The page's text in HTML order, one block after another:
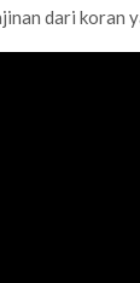
dari koran